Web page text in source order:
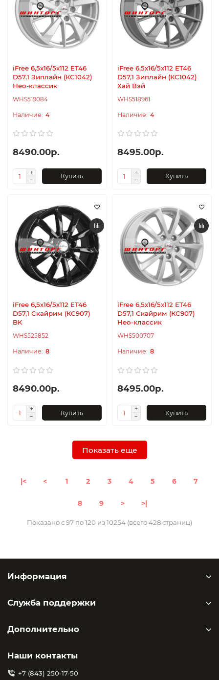
iFree 6,5x16/5x112 ET46
D57,1 Зиплайн (КС1042)
Нео-классик
WHS519084
4
8490.00р.
Купить
iFree 6,5x16/5x112 ET46
D57,1 Зиплайн (КС1042)
Хай Вэй
WHS518961
4
8495.00р.
Купить
iFree 6,5x16/5x112 ET46
D57,1 Скайрим (КС907)
BK
WHS525852
8
8490.00р.
Купить
iFree 6,5x16/5x112 ET46
D57,1 Скайрим (КС907)
Нео-классик
WHS500707
8
8495.00р.
Купить
Показать еще
|< < 1 2 3 4 5 6 7
8 9 > >|
Показано с 97 по 120 из 10254 (всего 428 страниц)
Информация
Служба поддержки
Дополнительно
Наши контакты
+7 (843) 250-17-50